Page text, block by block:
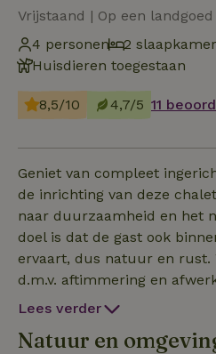
Vrijstaand | Op een
4 personen
2
Huisdieren toegestaan
8,5/10 4,7/5 11
Geniet van compleet
de inrichting van deze
naar duurzaamheid en het
doel is dat de gast ook
ervaart, dus natuur en rust.
d.m.v. aftimmering en
materialen. Om de natuur
“tuin” en staan de chalets
Lees verder
Natuur en